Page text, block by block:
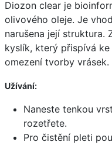
Diozon clear je
olivového oleje. Je
narušena její struktura.
kyslík, který přispívá
omezení tvorby vrásek.
Užívání:
Naneste tenkou
rozetřete.
Pro čistění pleti